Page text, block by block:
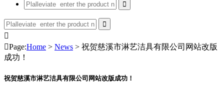



Page:Home > News > 祝贺慈溪市淋艺洁具有限公司网站改版
成功！
祝贺慈溪市淋艺洁具有限公司网站改版成功！